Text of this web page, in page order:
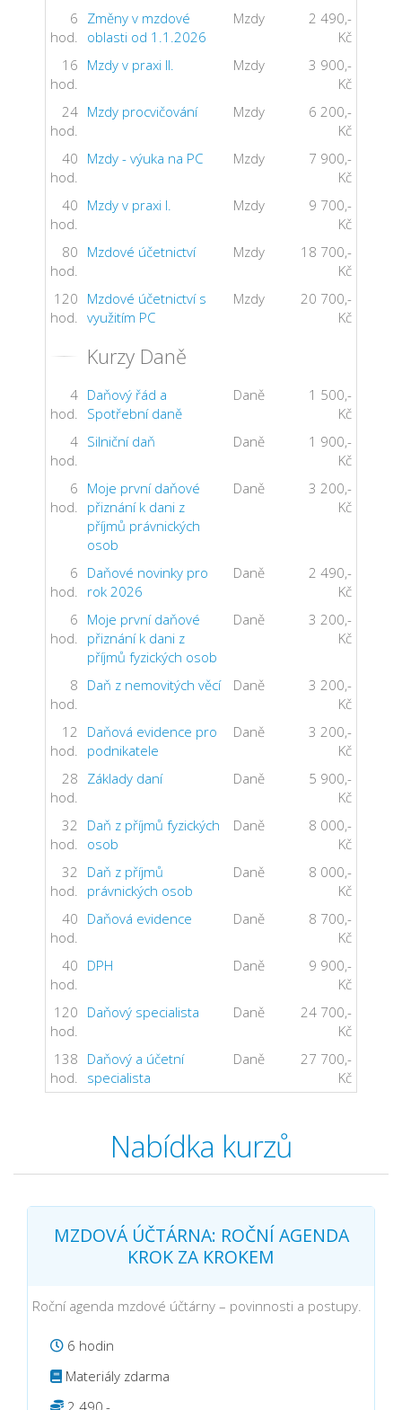
6
hod.
Změny v mzdové
oblasti od 1.1.2026
Mzdy
2 490,-
Kč
16
hod.
Mzdy v praxi II. Mzdy
3 900,-
Kč
24
hod.
Mzdy procvičování Mzdy
6 200,-
Kč
40
hod.
Mzdy - výuka na PC Mzdy
7 900,-
Kč
40
hod.
Mzdy v praxi I. Mzdy
9 700,-
Kč
80
hod.
Mzdové účetnictví Mzdy
18 700,-
Kč
120
hod.
Mzdové účetnictví s
využitím PC
Mzdy
20 700,-
Kč
Kurzy Daně
4
hod.
Daňový řád a
Spotřební daně
Daně
1 500,-
Kč
4
hod.
Silniční daň Daně
1 900,-
Kč
6
hod.
Moje první daňové
přiznání k dani z
příjmů právnických
osob
Daně
3 200,-
Kč
6
hod.
Daňové novinky pro
rok 2026
Daně
2 490,-
Kč
6
hod.
Moje první daňové
přiznání k dani z
příjmů fyzických osob
Daně
3 200,-
Kč
8
hod.
Daň z nemovitých věcí Daně
3 200,-
Kč
12
hod.
Daňová evidence pro
podnikatele
Daně
3 200,-
Kč
28
hod.
Základy daní Daně
5 900,-
Kč
32
hod.
Daň z příjmů fyzických
osob
Daně
8 000,-
Kč
32
hod.
Daň z příjmů
právnických osob
Daně
8 000,-
Kč
40
hod.
Daňová evidence Daně
8 700,-
Kč
40
hod.
DPH Daně
9 900,-
Kč
120
hod.
Daňový specialista Daně
24 700,-
Kč
138
hod.
Daňový a účetní
specialista
Daně
27 700,-
Kč
Nabídka kurzů
MZDOVÁ ÚČTÁRNA: ROČNÍ AGENDA
KROK ZA KROKEM
Roční agenda mzdové účtárny – povinnosti a postupy.
6 hodin
Materiály zdarma
2 490,-